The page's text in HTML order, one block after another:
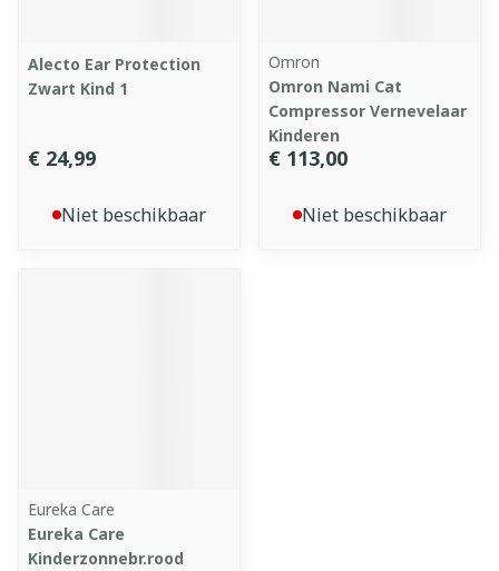
Alecto Ear Protection
Zwart Kind 1
€ 24,99
Niet beschikbaar
Omron
Omron Nami Cat
Compressor Vernevelaar
Kinderen
€ 113,00
Niet beschikbaar
Eureka Care
Eureka Care
Kinderzonnebr.rood